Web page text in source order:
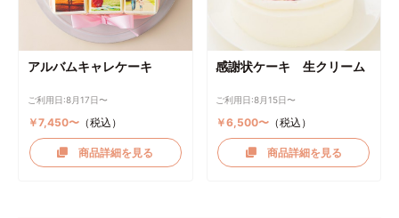
アルバムキャレケーキ
ご利用日:8月17日〜
￥7,450〜（税込）
商品詳細を見る
感謝状ケーキ 生クリーム
ご利用日:8月15日〜
￥6,500〜 （税込）
商品詳細を見る